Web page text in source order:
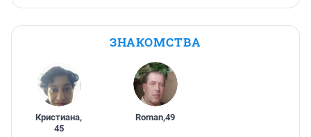
ЗНАКОМСТВА
Кристиана,
45
Roman,49